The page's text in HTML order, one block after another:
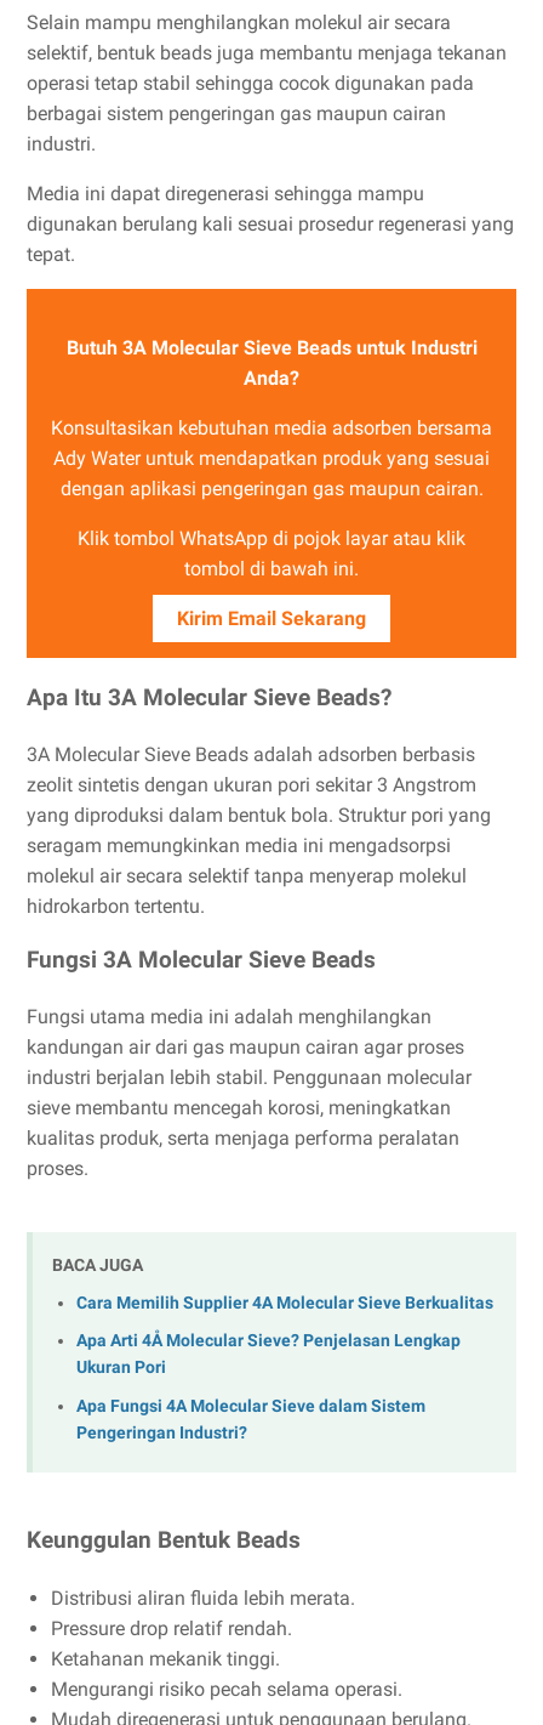
Selain mampu menghilangkan molekul air secara
selektif, bentuk beads juga membantu menjaga tekanan
operasi tetap stabil sehingga cocok digunakan pada
berbagai sistem pengeringan gas maupun cairan
industri.
Media ini dapat diregenerasi sehingga mampu
digunakan berulang kali sesuai prosedur regenerasi yang
tepat.
Butuh 3A Molecular Sieve Beads untuk Industri
Anda?
Konsultasikan kebutuhan media adsorben bersama
Ady Water untuk mendapatkan produk yang sesuai
dengan aplikasi pengeringan gas maupun cairan.
Klik tombol WhatsApp di pojok layar atau klik
tombol di bawah ini.
Kirim Email Sekarang
Apa Itu 3A Molecular Sieve Beads?
3A Molecular Sieve Beads adalah adsorben berbasis
zeolit sintetis dengan ukuran pori sekitar 3 Angstrom
yang diproduksi dalam bentuk bola. Struktur pori yang
seragam memungkinkan media ini mengadsorpsi
molekul air secara selektif tanpa menyerap molekul
hidrokarbon tertentu.
Fungsi 3A Molecular Sieve Beads
Fungsi utama media ini adalah menghilangkan
kandungan air dari gas maupun cairan agar proses
industri berjalan lebih stabil. Penggunaan molecular
sieve membantu mencegah korosi, meningkatkan
kualitas produk, serta menjaga performa peralatan
proses.
BACA JUGA
Cara Memilih Supplier 4A Molecular Sieve Berkualitas
Apa Arti 4Å Molecular Sieve? Penjelasan Lengkap
Ukuran Pori
Apa Fungsi 4A Molecular Sieve dalam Sistem
Pengeringan Industri?
Keunggulan Bentuk Beads
Distribusi aliran fluida lebih merata.
Pressure drop relatif rendah.
Ketahanan mekanik tinggi.
Mengurangi risiko pecah selama operasi.
Mudah diregenerasi untuk penggunaan berulang.